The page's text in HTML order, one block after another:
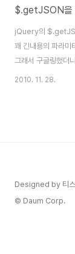
$.getJSON을
jQuery의
꽤 긴내용의 파라미
그래서 구글링했더
를 사용 post방식으
다. $.postJSON
2010. 11. 28.
Designed by 티스
© Daum Corp.